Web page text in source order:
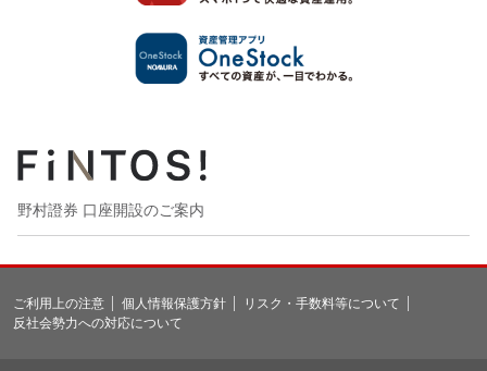
野村證券 口座開設のご案内
ご利用上の注意 個人情報保護方針
リスク・手数料等について
反社会勢力への対応について